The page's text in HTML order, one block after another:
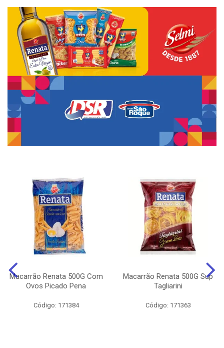
Macarrão Renata 500G Com
Ovos Picado Pena
Código: 171384
Macarrão Renata 500G Sup
Tagliarini
Código: 171363